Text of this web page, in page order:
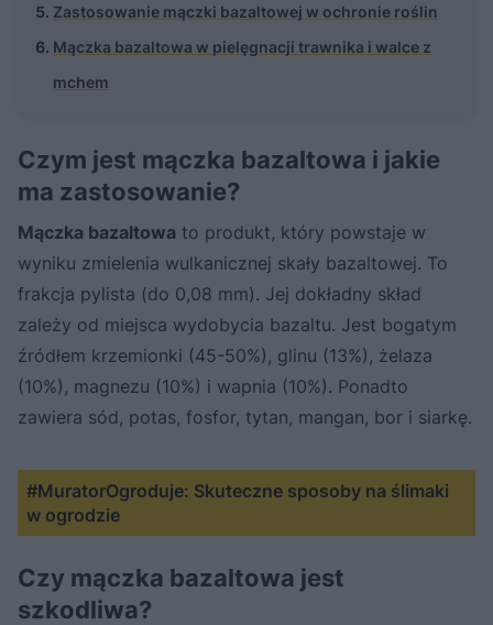
Zastosowanie mączki bazaltowej w ochronie roślin
Mączka bazaltowa w pielęgnacji trawnika i walce z
mchem
Czym jest mączka bazaltowa i jakie
ma zastosowanie?
Mączka bazaltowa to produkt, który powstaje w
wyniku zmielenia wulkanicznej skały bazaltowej. To
frakcja pylista (do 0,08 mm). Jej dokładny skład
zależy od miejsca wydobycia bazaltu. Jest bogatym
źródłem krzemionki (45-50%), glinu (13%), żelaza
(10%), magnezu (10%) i wapnia (10%). Ponadto
zawiera sód, potas, fosfor, tytan, mangan, bor i siarkę.
#MuratorOgroduje: Skuteczne sposoby na ślimaki
w ogrodzie
Czy mączka bazaltowa jest
szkodliwa?